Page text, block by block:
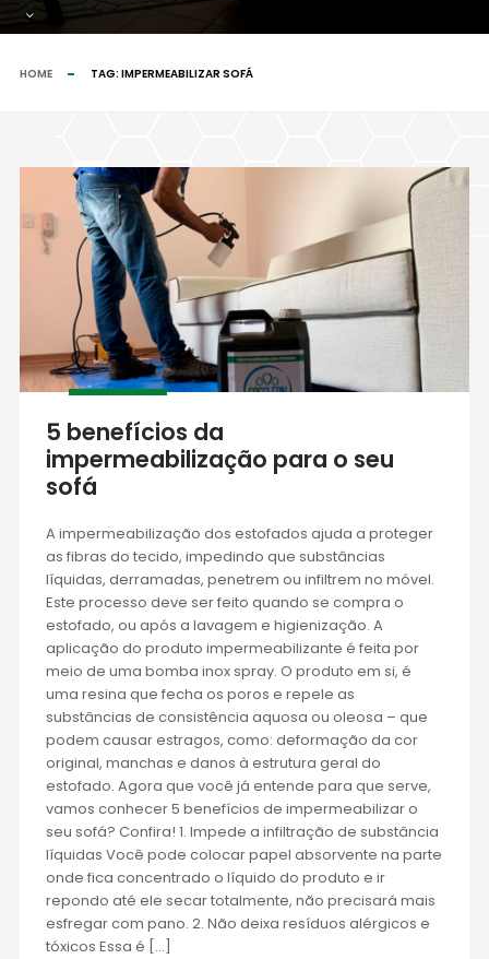
HOME TAG: IMPERMEABILIZAR SOFÁ
5 benefícios da
impermeabilização para o seu
sofá
A impermeabilização dos estofados ajuda a proteger
as fibras do tecido, impedindo que substâncias
líquidas, derramadas, penetrem ou infiltrem no móvel.
Este processo deve ser feito quando se compra o
estofado, ou após a lavagem e higienização. A
aplicação do produto impermeabilizante é feita por
meio de uma bomba inox spray. O produto em si, é
uma resina que fecha os poros e repele as
substâncias de consistência aquosa ou oleosa – que
podem causar estragos, como: deformação da cor
original, manchas e danos à estrutura geral do
estofado. Agora que você já entende para que serve,
vamos conhecer 5 benefícios de impermeabilizar o
seu sofá? Confira! 1. Impede a infiltração de substância
líquidas Você pode colocar papel absorvente na parte
onde fica concentrado o líquido do produto e ir
repondo até ele secar totalmente, não precisará mais
esfregar com pano. 2. Não deixa resíduos alérgicos e
tóxicos Essa é […]